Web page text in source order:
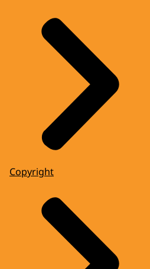
Copyright